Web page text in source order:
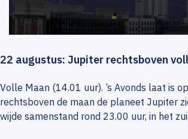
22 augustus: Jupiter rechtsboven
Volle Maan (14.01 uur). ’s Avonds laat is
rechtsboven de maan de planeet Jupiter
wijde samenstand rond 23.00 uur, in het